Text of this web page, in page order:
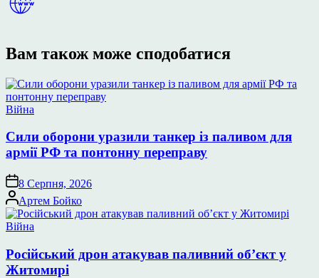
Вам також може сподобатися
Опублікувати
Війна
Сили оборони уразили танкер із паливом для
армії РФ та понтонну переправу
8 Серпня, 2026
Опубліковано
Артем Бойко
Опублікувати
Війна
Російський дрон атакував паливний об’єкт у
Житомирі